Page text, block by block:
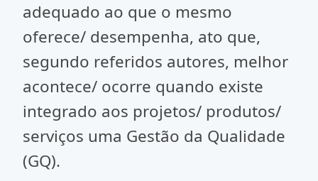
adequado ao que o mesmo
oferece/ desempenha, ato que,
segundo referidos autores, melhor
acontece/ ocorre quando existe
integrado aos projetos/ produtos/
serviços uma Gestão da Qualidade
(GQ).